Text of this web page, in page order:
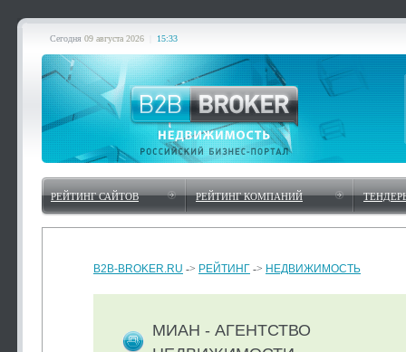
Сегодня 09 августа 2026 15:33
РЕЙТИНГ САЙТОВ РЕЙТИНГ КОМПАНИЙ
B2B-BROKER.RU -> РЕЙТИНГ -> НЕДВИЖИМОСТЬ
МИАН - АГЕНТСТВО